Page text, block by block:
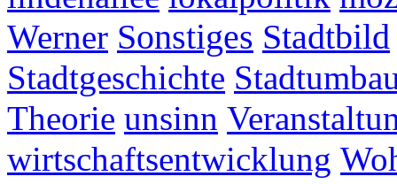
Werner Sonstiges Stadtbild
Stadtgeschichte
Theorie unsinn
wirtschaftsentwicklung